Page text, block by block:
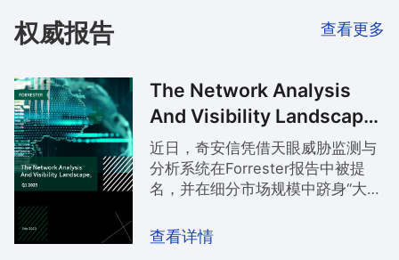
权威报告 查看更多
The Network Analysis
And Visibility Landscape,
Q1 2023
近日，奇安信凭借天眼威胁监测与
分析系统在Forrester报告中被提
名，并在细分市场规模中跻身“大型
Forrester发布了《网络分析和可视
性（NAV）格局，2023年第一季
查看详情